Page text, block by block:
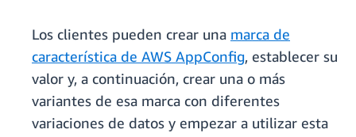
Los clientes pueden crear una marca de
característica de AWS AppConfig, establecer su
valor y, a continuación, crear una o más
variantes de esa marca con diferentes
variaciones de datos y empezar a utilizar esta